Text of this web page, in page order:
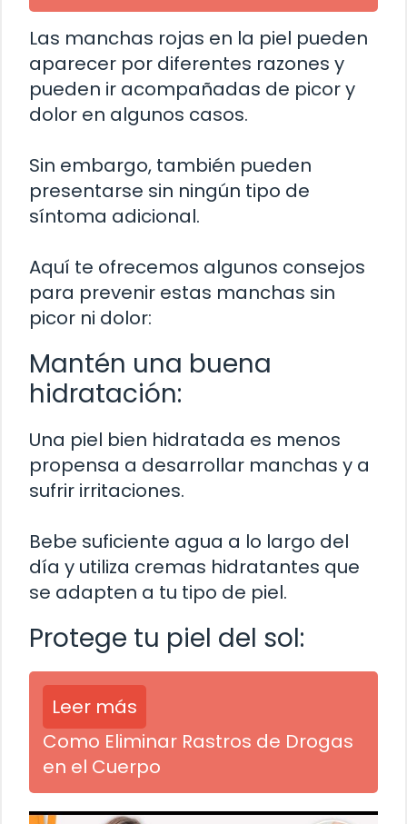
Las manchas rojas en la piel pueden
aparecer por diferentes razones y
pueden ir acompañadas de picor y
dolor en algunos casos.
Sin embargo, también pueden
presentarse sin ningún tipo de
síntoma adicional.
Aquí te ofrecemos algunos consejos
para prevenir estas manchas sin
picor ni dolor:
Mantén una buena
hidratación:
Una piel bien hidratada es menos
propensa a desarrollar manchas y a
sufrir irritaciones.
Bebe suficiente agua a lo largo del
día y utiliza cremas hidratantes que
se adapten a tu tipo de piel.
Protege tu piel del sol:
Leer más
Como Eliminar Rastros de Drogas
en el Cuerpo